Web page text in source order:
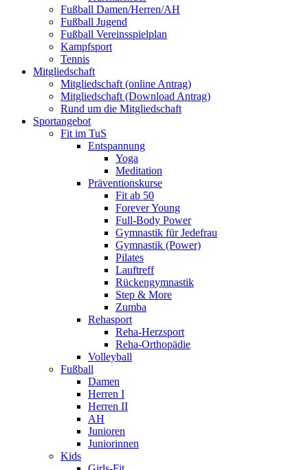
Fußball Damen/Herren/AH
Fußball Jugend
Fußball Vereinsspielplan
Kampfsport
Tennis
Mitgliedschaft
Mitgliedschaft (online Antrag)
Mitgliedschaft (Download Antrag)
Rund um die Mitgliedschaft
Sportangebot
Fit im TuS
Entspannung
Yoga
Meditation
Präventionskurse
Fit ab 50
Forever Young
Full-Body Power
Gymnastik für Jedefrau
Gymnastik (Power)
Pilates
Lauftreff
Rückengymnastik
Step & More
Zumba
Rehasport
Reha-Herzsport
Reha-Orthopädie
Volleyball
Fußball
Damen
Herren I
Herren II
AH
Junioren
Juniorinnen
Kids